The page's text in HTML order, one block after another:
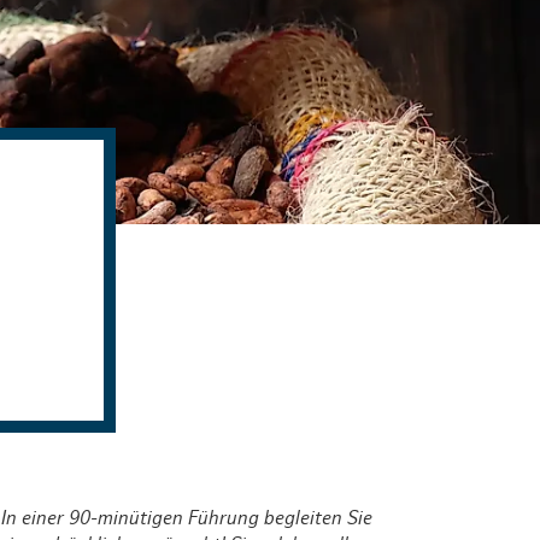
& Lifestyle
shoppen
essen & trinken
einer 90-minütigen Führung begleiten Sie